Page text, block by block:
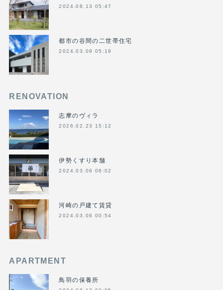
2024.08.13 05:47
都市の谷間の二世帯住宅
2024.03.09 05:19
RENOVATION
志摩のヴィラ
2026.02.23 15:12
伊勢くすり本舗
2024.03.06 06:02
河崎の戸建て賃貸
2024.03.06 00:54
APARTMENT
鳥羽の保養所